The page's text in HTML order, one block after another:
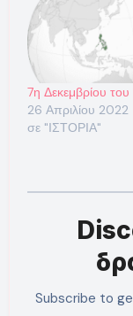
7η Δεκεμβρίου του
26 Απριλίου 2022
σε "ΙΣΤΟΡΙΑ"
Subscribe to